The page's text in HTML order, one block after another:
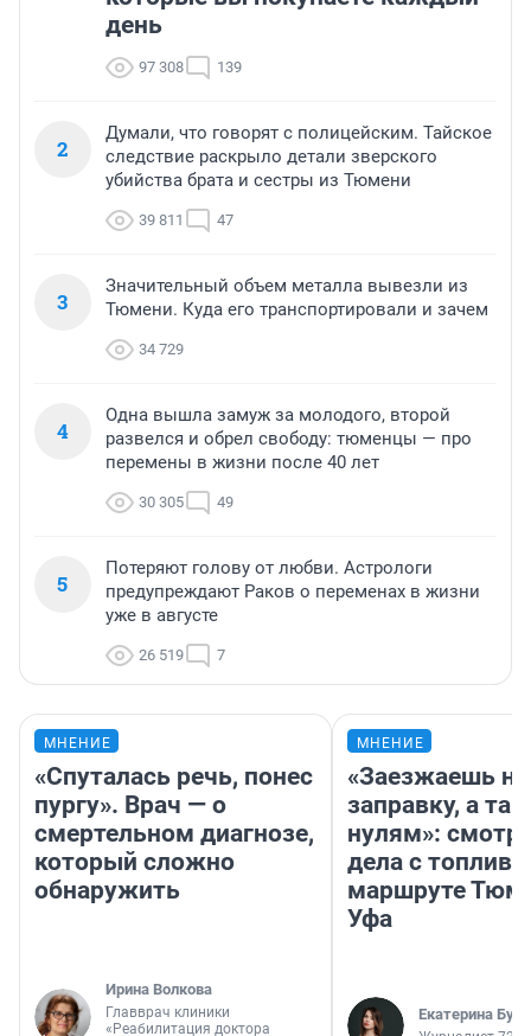
день
97 308 139
2
Думали, что говорят с полицейским. Тайское
следствие раскрыло детали зверского
убийства брата и сестры из Тюмени
39 811 47
3
Значительный объем металла вывезли из
Тюмени. Куда его транспортировали и зачем
34 729
4
Одна вышла замуж за молодого, второй
развелся и обрел свободу: тюменцы — про
перемены в жизни после 40 лет
30 305 49
5
Потеряют голову от любви. Астрологи
предупреждают Раков о переменах в жизни
уже в августе
26 519 7
МНЕНИЕ
«Спуталась речь, понес
пургу». Врач — о
смертельном диагнозе,
который сложно
обнаружить
Ирина Волкова
Главврач клиники
«Реабилитация доктора
МНЕНИЕ
«Заезжаешь на
заправку, а
нулям»:
дела с
маршруте
Уфа
Екатерина